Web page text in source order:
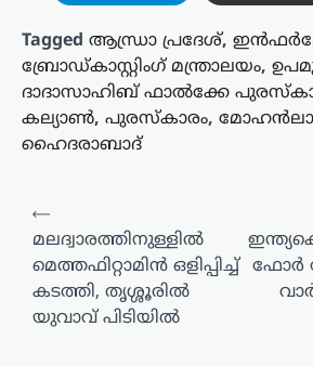
Tagged ആന്ധ്രാ പ്രദേശ്,
ബ്രോഡ്കാസ്റ്റിംഗ് മന്ത്രാലയം,
ദാദാസാഹിബ് ഫാൽക്കേ
കല്യാൺ, പുരസ്കാരം,
ഹൈദരാബാദ്
പോസ്റ്റുകളിലൂടെ
⟵
മലദ്വാരത്തിനുള്ളിൽ
മെത്തഫിറ്റാമിൻ ഒളിപ്പിച്ച്
കടത്തി, തൃശ്ശൂരിൽ
യുവാവ് പിടിയിൽ
ഫോർ